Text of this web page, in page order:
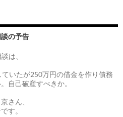
の予告
は、
いたが250万円の借金を作り債務
自己破産すべきか。
さん、
す。